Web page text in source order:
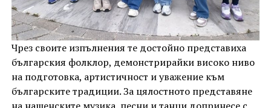
Чрез своите изпълнения те достойно представиха
българския фолклор, демонстрирайки високо ниво
на подготовка, артистичност и уважение към
българските традиции. За цялостното представяне